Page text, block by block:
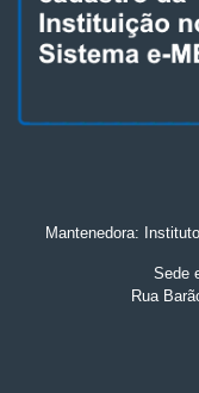
Mantenedora: Instituto
Sede
Rua